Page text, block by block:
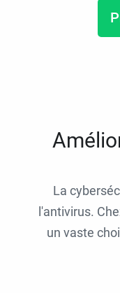
La
l'antivirus.
un vaste